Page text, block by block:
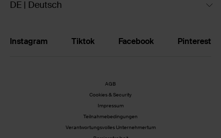
DE | Deutsch
Instagram Tiktok Facebook Pinterest
AGB
Cookies & Security
Impressum
Teilnahmebedingungen
Verantwortungsvolles Unternehmertum